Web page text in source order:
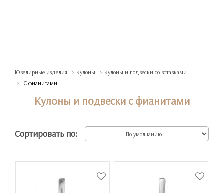
Ювелирные изделия Кулоны
Кулоны и подвески со вставками
С фианитами
Кулоны и подвески с фианитами
Сортировать по: